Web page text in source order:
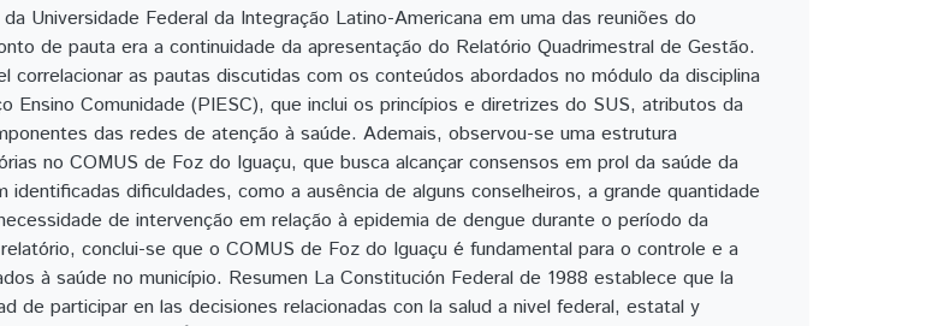
Universidade Federal da Integração Latino-Americana em uma das reuniões do
de pauta era a continuidade da apresentação do Relatório Quadrimestral de Gestão.
correlacionar as pautas discutidas com os conteúdos abordados no módulo da disciplina
Ensino Comunidade (PIESC), que inclui os princípios e diretrizes do SUS, atributos da
das redes de atenção à saúde. Ademais, observou-se uma estrutura
no COMUS de Foz do Iguaçu, que busca alcançar consensos em prol da saúde da
dificuldades, como a ausência de alguns conselheiros, a grande quantidade
de intervenção em relação à epidemia de dengue durante o período da
conclui-se que o COMUS de Foz do Iguaçu é fundamental para o controle e a
à saúde no município. Resumen La Constitución Federal de 1988 establece que la
de participar en las decisiones relacionadas con la salud a nivel federal, estatal y